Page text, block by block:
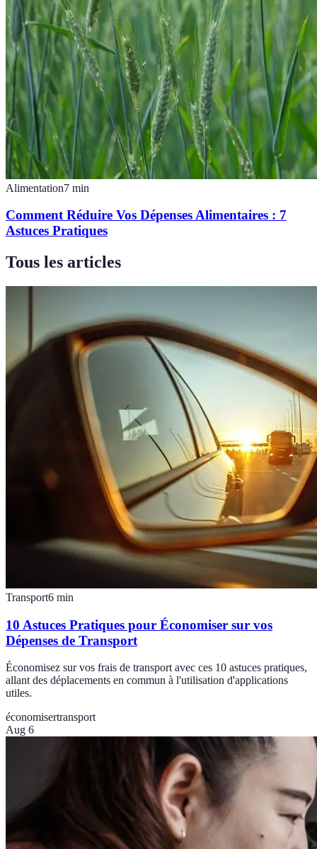
Alimentation7 min
Comment Réduire Vos Dépenses Alimentaires : 7
Astuces Pratiques
Tous les articles
Transport6 min
10 Astuces Pratiques pour Économiser sur vos
Dépenses de Transport
Économisez sur vos frais de transport avec ces 10 astuces pratiques,
allant des déplacements en commun à l'utilisation d'applications
utiles.
économisertransport
Aug 6